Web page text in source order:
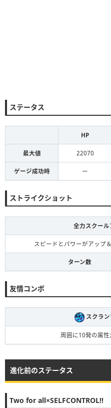
ステータス
HP
最大値 22070
ゲージ成功時 ー
ストライクショット
全力スクー
スピードとパワーがアップ
ターン数
友情コンボ
スクラ
周囲に10発の属
進化前のステータス
Two for all×SELFCONTROL!!